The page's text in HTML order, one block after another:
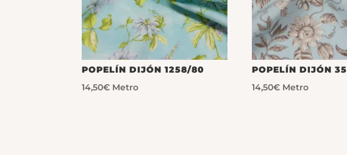
POPELÍN DIJÓN 1258/80
14,50€ Metro
POPELÍN DIJÓN 35
14,50€ Metro